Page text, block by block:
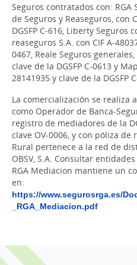
Seguros contratados con: RGA
de Seguros y Reaseguros, con
DGSFP C-616, Liberty Seguros
reaseguros S.A. con CIF A-
0467, Reale Seguros generales,
clave de la DGSFP C-0613 y
28141935 y clave de la DGSFP
La comercialización se realiza
como Operador de Banca-
registro de mediadores de la
clave OV-0006, y con póliza
Rural pertenece a la red de
OBSV, S.A. Consultar
RGA Mediacion mantiene un
en:
https://www.segurosrga.es/
_RGA_Mediacion.pdf